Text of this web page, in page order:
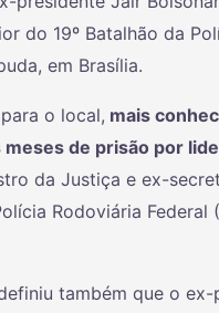
do 19º Batalhão da
em Brasília.
o local, mais
de prisão por
da Justiça e ex-
Rodoviária Federal
também que o